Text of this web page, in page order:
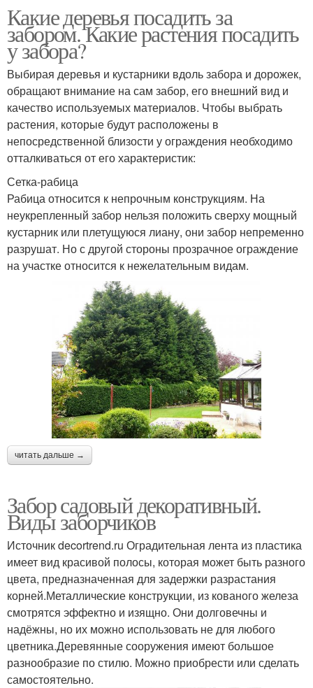
Какие деревья посадить за
забором. Какие растения посадить
у забора?
Выбирая деревья и кустарники вдоль забора и дорожек,
обращают внимание на сам забор, его внешний вид и
качество используемых материалов. Чтобы выбрать
растения, которые будут расположены в
непосредственной близости у ограждения необходимо
отталкиваться от его характеристик:
Сетка-рабица
Рабица относится к непрочным конструкциям. На
неукрепленный забор нельзя положить сверху мощный
кустарник или плетущуюся лиану, они забор непременно
разрушат. Но с другой стороны прозрачное ограждение
на участке относится к нежелательным видам.
читать дальше →
Забор садовый декоративный.
Виды заборчиков
Источник decortrend.ru Оградительная лента из пластика
имеет вид красивой полосы, которая может быть разного
цвета, предназначенная для задержки разрастания
корней.Металлические конструкции, из кованого железа
смотрятся эффектно и изящно. Они долговечны и
надёжны, но их можно использовать не для любого
цветника.Деревянные сооружения имеют большое
разнообразие по стилю. Можно приобрести или сделать
самостоятельно.